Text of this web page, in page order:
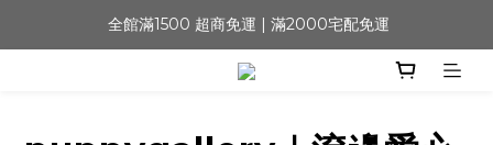
全館滿1500 超商免運 | 滿2000宅配免運